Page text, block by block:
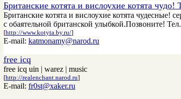
Британские котята и вислоухие котята
Британские котята и вислоухие котята
с обаятельной британской улыбкой.Позвоните!
[http://www.kotyta.by.ru/]
E-mail: katmonamy@narod.ru
free icq
free icq uin | warez | music
[http://realenchant.narod.ru]
E-mail: fr0st@xaker.ru